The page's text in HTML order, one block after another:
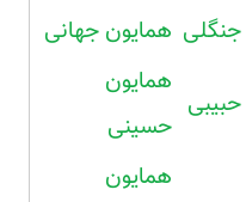
همایون جهانی
همایون
حسینی
همایون